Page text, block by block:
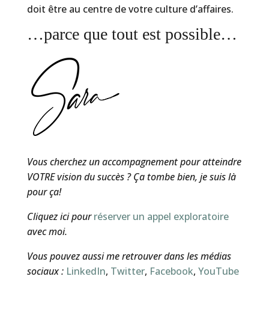
doit être au centre de votre culture d’affaires.
…parce que tout est possible…
Vous cherchez un accompagnement pour atteindre
VOTRE vision du succès ? Ça tombe bien, je suis là
pour ça!
Cliquez ici pourréserver un appel exploratoire
avec moi.
Vous pouvez aussi me retrouver dans les médias
sociaux : LinkedIn, Twitter, Facebook, YouTube